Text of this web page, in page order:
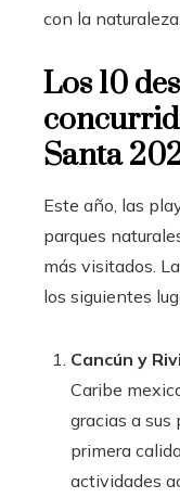
con la naturaleza.
Los 10
Santa
Este año, las
parques
más visitados.
los siguientes
Cancún y
Caribe
gracias a sus
primera
actividades